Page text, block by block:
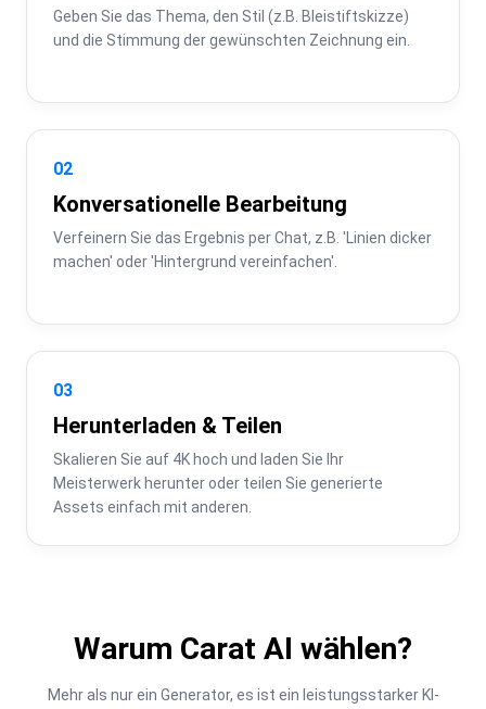
Geben Sie das Thema, den Stil (z.B. Bleistiftskizze)
und die Stimmung der gewünschten Zeichnung ein.
02
Konversationelle Bearbeitung
Verfeinern Sie das Ergebnis per Chat, z.B. 'Linien dicker
machen' oder 'Hintergrund vereinfachen'.
03
Herunterladen & Teilen
Skalieren Sie auf 4K hoch und laden Sie Ihr
Meisterwerk herunter oder teilen Sie generierte
Assets einfach mit anderen.
Warum Carat AI wählen?
Mehr als nur ein Generator, es ist ein leistungsstarker KI-